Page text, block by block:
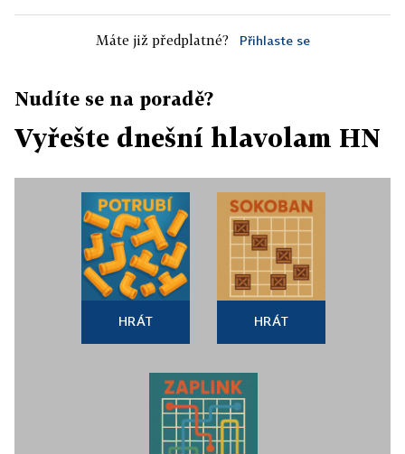
Máte již předplatné? Přihlaste se
Nudíte se na poradě?
Vyřešte dnešní hlavolam HN
HRÁT HRÁT